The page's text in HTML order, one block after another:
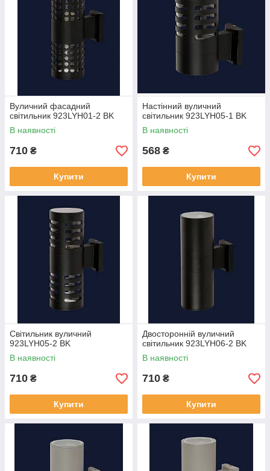
Вуличний фасадний
світильник 923LYH01-2 BK
В наявності
710 ₴
Купити
Настінний вуличний
світильник 923LYH05-1 BK
В наявності
568 ₴
Купити
Світильник вуличний
923LYH05-2 BK
В наявності
710 ₴
Купити
Двосторонній вуличний
світильник 923LYH06-2 BK
В наявності
710 ₴
Купити